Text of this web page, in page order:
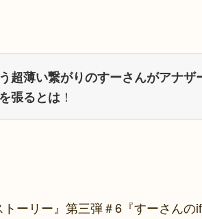
超薄い繋がりのすーさんがアナザ
張るとは ！
トーリー』第三弾＃6『すーさん